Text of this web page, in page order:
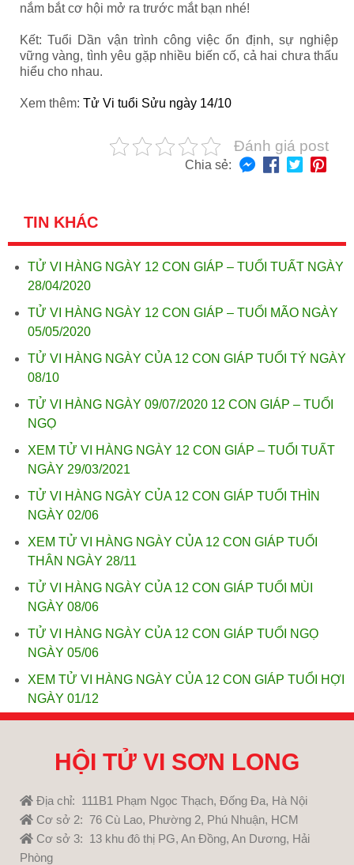
nắm bắt cơ hội mở ra trước mắt bạn nhé!
Kết: Tuổi Dần vận trình công việc ổn định, sự nghiệp
vững vàng, tình yêu gặp nhiều biến cố, cả hai chưa thấu
hiểu cho nhau.
Xem thêm: Tử Vi tuổi Sửu ngày 14/10
Đánh giá post
Chia sẻ:
TIN KHÁC
TỬ VI HÀNG NGÀY 12 CON GIÁP – TUỔI TUẤT NGÀY
28/04/2020
TỬ VI HÀNG NGÀY 12 CON GIÁP – TUỔI MÃO NGÀY
05/05/2020
TỬ VI HÀNG NGÀY CỦA 12 CON GIÁP TUỔI TÝ NGÀY
08/10
TỬ VI HÀNG NGÀY 09/07/2020 12 CON GIÁP – TUỔI
NGỌ
XEM TỬ VI HÀNG NGÀY 12 CON GIÁP – TUỔI TUẤT
NGÀY 29/03/2021
TỬ VI HÀNG NGÀY CỦA 12 CON GIÁP TUỔI THÌN
NGÀY 02/06
XEM TỬ VI HÀNG NGÀY CỦA 12 CON GIÁP TUỔI
THÂN NGÀY 28/11
TỬ VI HÀNG NGÀY CỦA 12 CON GIÁP TUỔI MÙI
NGÀY 08/06
TỬ VI HÀNG NGÀY CỦA 12 CON GIÁP TUỔI NGỌ
NGÀY 05/06
XEM TỬ VI HÀNG NGÀY CỦA 12 CON GIÁP TUỔI HỢI
NGÀY 01/12
HỘI TỬ VI SƠN LONG
Địa chỉ: 111B1 Phạm Ngọc Thạch, Đống Đa, Hà Nội
Cơ sở 2: 76 Cù Lao, Phường 2, Phú Nhuận, HCM
Cơ sở 3: 13 khu đô thị PG, An Đồng, An Dương, Hải
Phòng